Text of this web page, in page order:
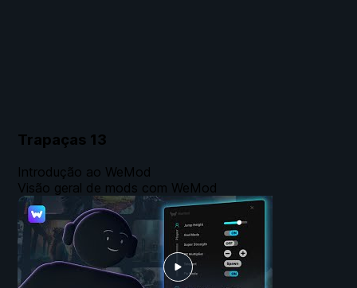
Trapaças 13
Introdução ao WeMod
Visão geral de mods com WeMod